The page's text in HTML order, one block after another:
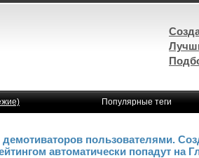
Популярные теги
пользователями.
автоматически попадут на